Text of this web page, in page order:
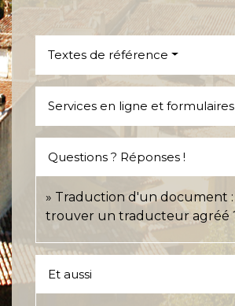
Textes de référence
Services en ligne et formulaires
Questions ? Réponses !
Traduction d'un document
trouver un traducteur agréé
Et aussi